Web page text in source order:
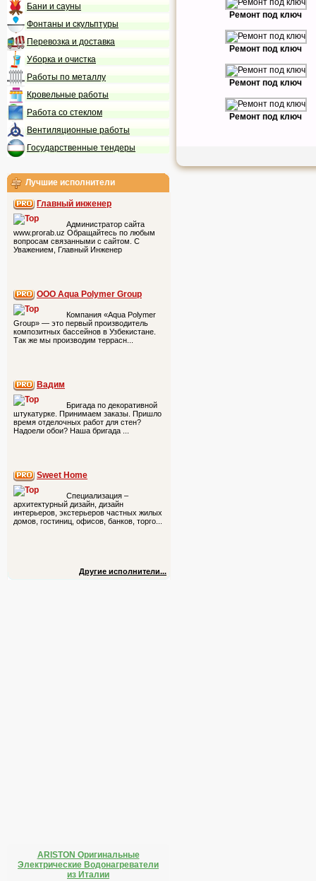
Бани и сауны
Фонтаны и скульптуры
Перевозка и доставка
Уборка и очистка
Работы по металлу
Кровельные работы
Работа со стеклом
Вентиляционные работы
Государственные тендеры
Лучшие исполнители
Главный инженер
Администратор сайта
www.prorab.uz Обращайтесь по любым
вопросам связанными с сайтом. С
Уважением, Главный Инженер
ООО Aqua Polymer Group
Компания «Aqua Polymer
Group» — это первый производитель
композитных бассейнов в Узбекистане.
Так же мы производим террасн...
Вадим
Бригада по декоративной
штукатурке. Принимаем заказы. Пришло
время отделочных работ для стен?
Надоели обои? Наша бригада ...
Sweet Home
Специализация –
архитектурный дизайн, дизайн
интерьеров, экстерьеров частных жилых
домов, гостиниц, офисов, банков, торго...
Другие исполнители...
ARISTON Оригинальные
Электрические Водонагреватели
из Италии
Ремонт под ключ
Ремонт под ключ
Ремонт под ключ
Ремонт под ключ